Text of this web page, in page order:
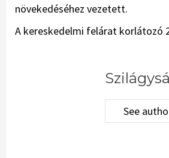
növekedéséhez vezetett.
A kereskedelmi felárat korlátozó
See